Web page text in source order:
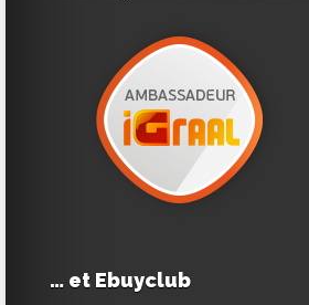
… et Ebuyclub